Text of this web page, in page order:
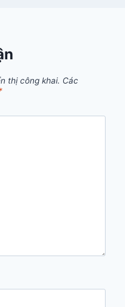
thị công khai. Các